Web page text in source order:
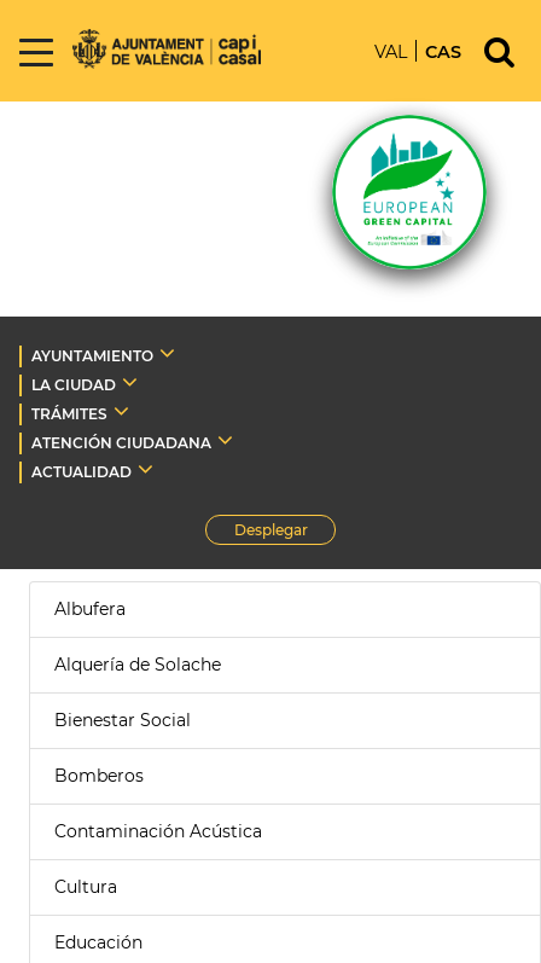
VAL CAS
AYUNTAMIENTO
LA CIUDAD
TRÁMITES
ATENCIÓN CIUDADANA
ACTUALIDAD
Desplegar
Albufera
Alquería de Solache
Bienestar Social
Bomberos
Contaminación Acústica
Cultura
Educación